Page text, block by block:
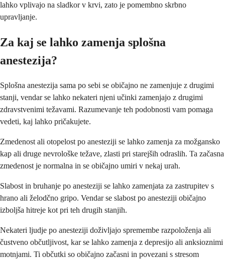
lahko vplivajo na sladkor v krvi, zato je pomembno skrbno
upravljanje.
Za kaj se lahko zamenja splošna
anestezija?
Splošna anestezija sama po sebi se običajno ne zamenjuje z drugimi
stanji, vendar se lahko nekateri njeni učinki zamenjajo z drugimi
zdravstvenimi težavami. Razumevanje teh podobnosti vam pomaga
vedeti, kaj lahko pričakujete.
Zmedenost ali otopelost po anesteziji se lahko zamenja za možgansko
kap ali druge nevrološke težave, zlasti pri starejših odraslih. Ta začasna
zmedenost je normalna in se običajno umiri v nekaj urah.
Slabost in bruhanje po anesteziji se lahko zamenjata za zastrupitev s
hrano ali želodčno gripo. Vendar se slabost po anesteziji običajno
izboljša hitreje kot pri teh drugih stanjih.
Nekateri ljudje po anesteziji doživljajo spremembe razpoloženja ali
čustveno občutljivost, kar se lahko zamenja z depresijo ali anksioznimi
motnjami. Ti občutki so običajno začasni in povezani s stresom